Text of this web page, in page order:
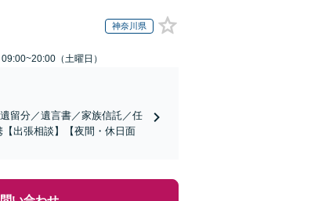
神奈川県
（土曜日）
留分／遺言書／家族信託／任
出張相談】【夜間・休日面